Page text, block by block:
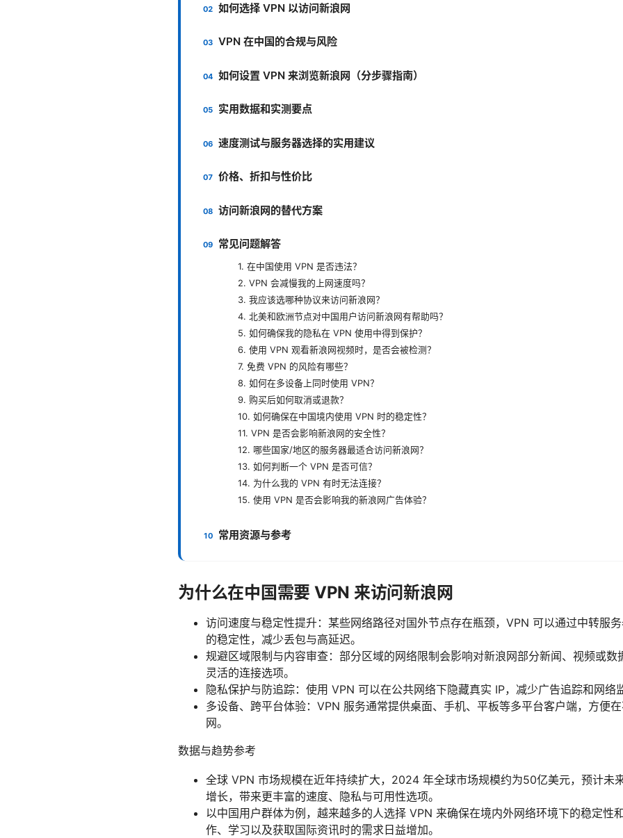
如何选择 VPN 以访问新浪网
VPN 在中国的合规与风险
如何设置 VPN 来浏览新浪网（分步骤指南）
实用数据和实测要点
速度测试与服务器选择的实用建议
价格、折扣与性价比
访问新浪网的替代方案
常见问题解答
1. 在中国使用 VPN 是否违法？
2. VPN 会减慢我的上网速度吗？
3. 我应该选哪种协议来访问新浪网？
4. 北美和欧洲节点对中国用户访问新浪网有帮助吗？
5. 如何确保我的隐私在 VPN 使用中得到保护？
6. 使用 VPN 观看新浪网视频时，是否会被检测？
7. 免费 VPN 的风险有哪些？
8. 如何在多设备上同时使用 VPN？
9. 购买后如何取消或退款？
10. 如何确保在中国境内使用 VPN 时的稳定性？
11. VPN 是否会影响新浪网的安全性？
12. 哪些国家/地区的服务器最适合访问新浪网？
13. 如何判断一个 VPN 是否可信？
14. 为什么我的 VPN 有时无法连接？
15. 使用 VPN 是否会影响我的新浪网广告体验？
常用资源与参考
为什么在中国需要 VPN 来访问新浪网
访问速度与稳定性提升：某些网络路径对国外节点存在瓶颈，VPN 可以通过中转服
的稳定性，减少丢包与高延迟。
规避区域限制与内容审查：部分区域的网络限制会影响对新浪网部分新闻、视频或
灵活的连接选项。
隐私保护与防追踪：使用 VPN 可以在公共网络下隐藏真实 IP，减少广告追踪和网络
多设备、跨平台体验：VPN 服务通常提供桌面、手机、平板等多平台客户端，方便
网。
数据与趋势参考
全球 VPN 市场规模在近年持续扩大，2024 年全球市场规模约为50亿美元，预计未
增长，带来更丰富的速度、隐私与可用性选项。
以中国用户群体为例，越来越多的人选择 VPN 来确保在境内外网络环境下的稳定性
作、学习以及获取国际资讯时的需求日益增加。